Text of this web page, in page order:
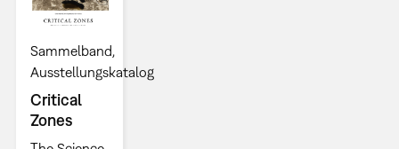
Sammelband
Ausstellungskatalog
Critical
Zones